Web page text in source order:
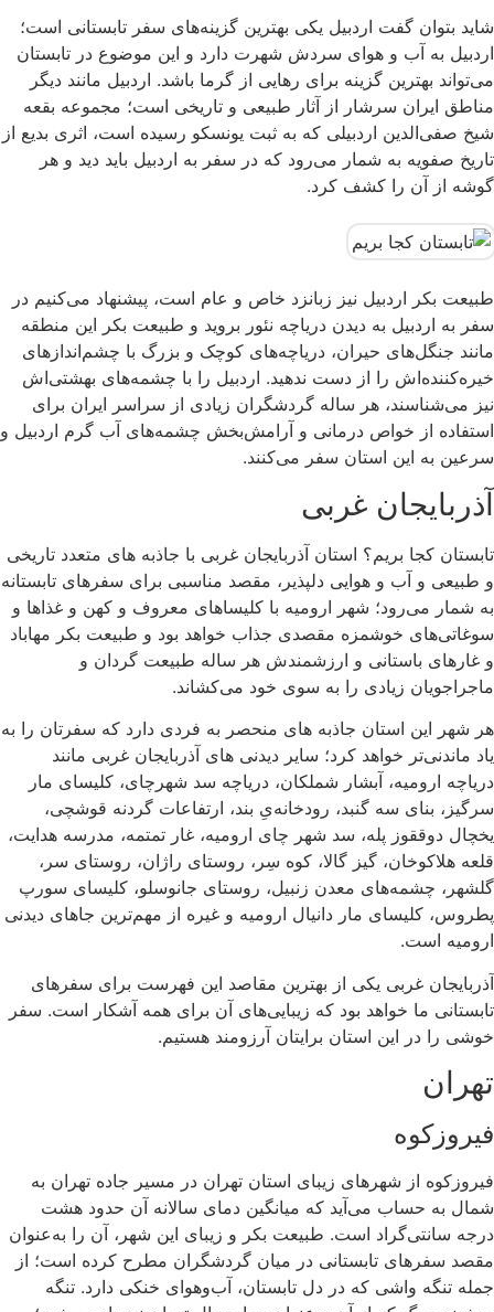
شاید بتوان گفت اردبیل یکی بهترین گزینه‌های سفر تابستانی است؛
اردبیل به آب و هوای سردش شهرت دارد و این موضوع در تابستان
می‌تواند بهترین گزینه برای رهایی از گرما باشد. اردبیل مانند دیگر
مناطق ایران سرشار از آثار طبیعی و تاریخی است؛ مجموعه بقعه
شیخ صفی‌الدین اردبیلی که به ثبت یونسکو رسیده است، اثری بدیع از
تاریخ صفویه به شمار می‌رود که در سفر به اردبیل باید دید و هر
گوشه از آن را کشف کرد.
طبیعت بکر اردبیل نیز زبانزد خاص و عام است، پیشنهاد می‌کنیم در
سفر به اردبیل به دیدن دریاچه نئور بروید و طبیعت بکر این منطقه
مانند جنگل‌های حیران، دریاچه‌های کوچک و بزرگ با چشم‌اندازهای
خیره‌کننده‌اش را از دست ندهید. اردبیل را با چشمه‌های بهشتی‌اش
نیز می‌شناسند، هر ساله گردشگران زیادی از سراسر ایران برای
استفاده از خواص درمانی و آرامش‌بخش چشمه‌های آب گرم اردبیل و
سرعین به این استان سفر می‌کنند.
آذربایجان غربی
تابستان کجا بریم؟ استان آذربایجان غربی با جاذبه های متعدد تاریخی
و طبیعی و آب و هوایی دلپذیر، مقصد مناسبی برای سفرهای تابستانه
به شمار می‌رود؛ شهر ارومیه با کلیساهای معروف و کهن و غذاها و
سوغاتی‌های خوشمزه مقصدی جذاب خواهد بود و طبیعت بکر مهاباد
و غارهای باستانی و ارزشمندش هر ساله طبیعت گردان و
ماجراجویان زیادی را به سوی خود می‌کشاند.
هر شهر این استان جاذبه های منحصر به فردی دارد که سفرتان را به
یاد ماندنی‌تر خواهد کرد؛ سایر دیدنی های آذربایجان غربی مانند
دریاچه ارومیه، آبشار شملکان، دریاچه سد شهرچای، کلیسای مار
سرگیز، بنای سه گنبد، رودخانه‌ی‌ِ بند، ارتفاعات گردنه قوشچی،
یخچال دوققوز پله، سد شهر چای ارومیه، غار تمتمه، مدرسه هدایت،
قلعه هلاکوخان، گیز گالا، کوه سِر، روستای راژان، روستای سر،
گلشهر، چشمه‌های معدن زنبیل، روستای جانوسلو، کلیسای سورپ
پطروس، کلیسای مار دانیال ارومیه و غیره از مهم‌ترین جاهای دیدنی
ارومیه است.
آذربایجان غربی یکی از بهترین مقاصد این فهرست برای سفرهای
تابستانی ما خواهد بود که زیبایی‌های آن برای همه آشکار است. سفر
خوشی را در این استان برایتان آرزومند هستیم.
تهران
فیروزکوه
فیروزکوه از شهرهای زیبای استان تهران در مسیر جاده تهران به
شمال به حساب می‌آید که میانگین دمای سالانه آن حدود هشت
درجه سانتی‌گراد است. طبیعت بکر و زیبای این شهر، آن را به‌عنوان
مقصد سفرهای تابستانی در میان گردشگران مطرح کرده است؛ از
جمله تنگه واشی که در دل تابستان، آب‌وهوای خنکی دارد. تنگه